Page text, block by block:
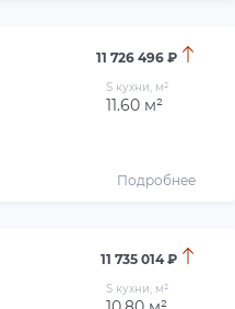
11 726 496 ₽
S кухни, м²
11.60 м²
Подробнее
11 735 014 ₽
S кухни, м²